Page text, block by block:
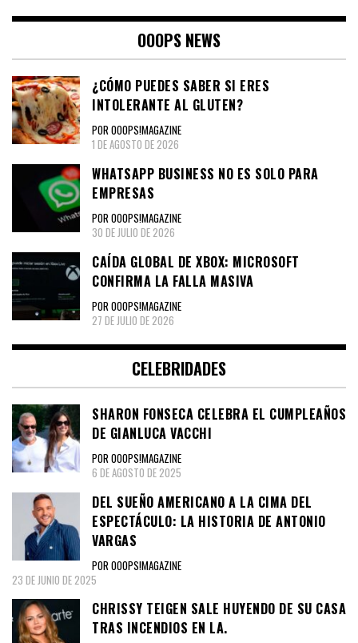
OOOPS NEWS
¿CÓMO PUEDES SABER SI ERES
INTOLERANTE AL GLUTEN?
POR OOOPS!MAGAZINE
1 DE AGOSTO DE 2026
WHATSAPP BUSINESS NO ES SOLO PARA
EMPRESAS
POR OOOPS!MAGAZINE
30 DE JULIO DE 2026
CAÍDA GLOBAL DE XBOX: MICROSOFT
CONFIRMA LA FALLA MASIVA
POR OOOPS!MAGAZINE
27 DE JULIO DE 2026
CELEBRIDADES
SHARON FONSECA CELEBRA EL CUMPLEAÑOS
DE GIANLUCA VACCHI
POR OOOPS!MAGAZINE
6 DE AGOSTO DE 2025
DEL SUEÑO AMERICANO A LA CIMA DEL
ESPECTÁCULO: LA HISTORIA DE ANTONIO
VARGAS
POR OOOPS!MAGAZINE
23 DE JUNIO DE 2025
CHRISSY TEIGEN SALE HUYENDO DE SU CASA
TRAS INCENDIOS EN LA.